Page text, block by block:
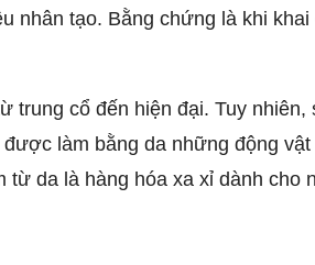
nhân tạo. Bằng chứng là khi
cổ đến hiện đại. Tuy nhiên,
làm bằng da những động
da là hàng hóa xa xỉ dành cho